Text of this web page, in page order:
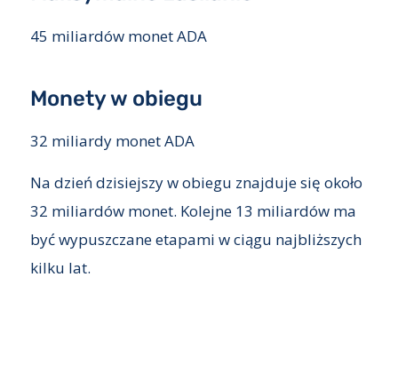
45 miliardów monet ADA
Monety w obiegu
32 miliardy monet ADA
Na dzień dzisiejszy w obiegu znajduje się około
32 miliardów monet. Kolejne 13 miliardów ma
być wypuszczane etapami w ciągu najbliższych
kilku lat.